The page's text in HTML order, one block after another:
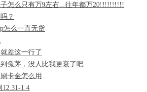
怎么只有万9左右...往年都万20!!!!!!!!!!
？
怎么一直无货
差这一行了
兔茅，没人比我更衰了吧
卡金怎么用
1.4